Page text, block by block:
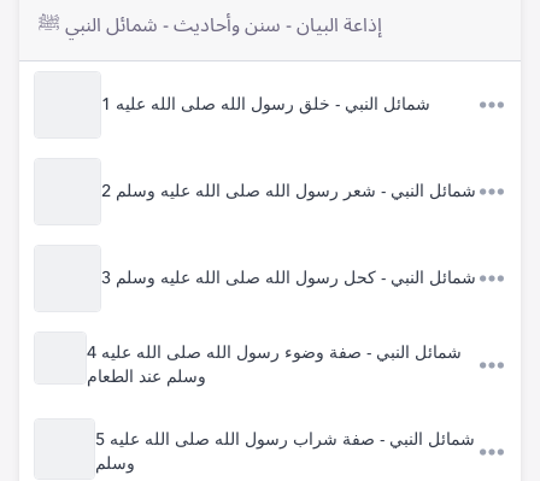
إذاعة البيان - سنن وأحاديث - شمائل النبي ﷺ
1 شمائل النبي - خلق رسول الله صلى الله عليه
2 شمائل النبي - شعر رسول الله صلى الله عليه وسلم
3 شمائل النبي - كحل رسول الله صلى الله عليه وسلم
4 شمائل النبي - صفة وضوء رسول الله صلى الله عليه
وسلم عند الطعام
5 شمائل النبي - صفة شراب رسول الله صلى الله عليه
وسلم